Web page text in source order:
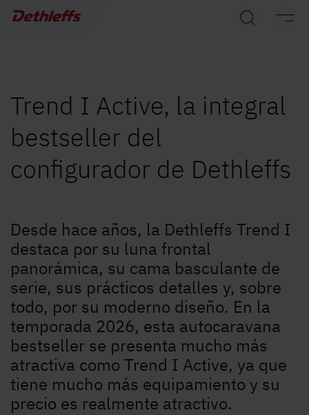
Autocaravanas
Camper Van
Accesorios originales de Dethleffs
Dethleffs
Concesionarios
Trend I Active, la integral
bestseller del
configurador de Dethleffs
Desde hace años, la Dethleffs Trend I
destaca por su luna frontal
panorámica, su cama basculante de
serie, sus prácticos detalles y, sobre
todo, por su moderno diseño. En la
temporada 2026, esta autocaravana
bestseller se presenta mucho más
atractiva como Trend I Active, ya que
tiene mucho más equipamiento y su
precio es realmente atractivo.